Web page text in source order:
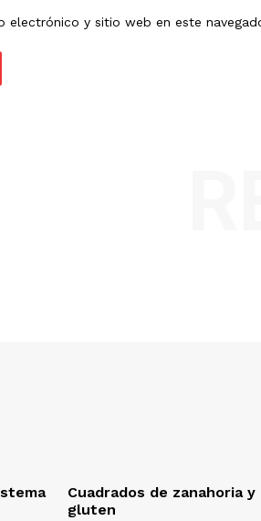
electrónico y sitio web en este
Cuadrados de zanahoria y
gluten